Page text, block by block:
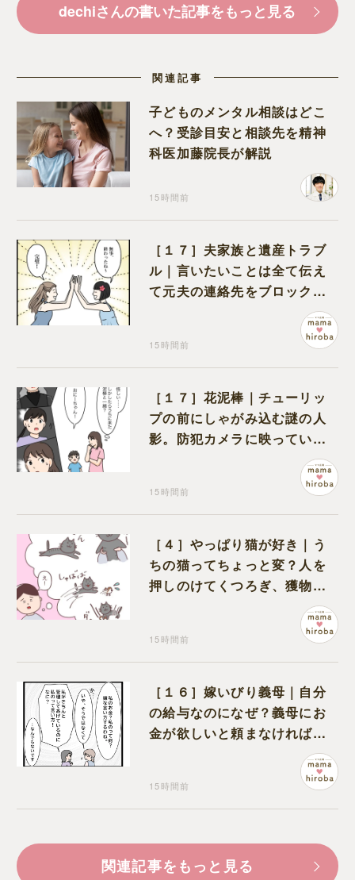
dechiさんの書いた記事をもっと見る
関連記事
子どものメンタル相談はどこ
へ？受診目安と相談先を精神
科医加藤院長が解説
15時間前
［１７］夫家族と遺産トラブ
ル｜言いたいことは全て伝え
て元夫の連絡先をブロック。
離婚できた喜びを噛みしめる
15時間前
［１７］花泥棒｜チューリッ
プの前にしゃがみ込む謎の人
影。防犯カメラに映っていた
15時間前
［４］やっぱり猫が好き｜う
ちの猫ってちょっと変？人を
押しのけてくつろぎ、獲物に
も物怖じしない鋼のハート
15時間前
［１６］嫁いびり義母｜自分
の給与なのになぜ？義母にお
金が欲しいと頼まなければな
15時間前
関連記事をもっと見る